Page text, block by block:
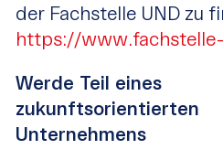
der Fachstelle UND zu
https://
Werde Teil eines
zukunftsorientierten
Unternehmens